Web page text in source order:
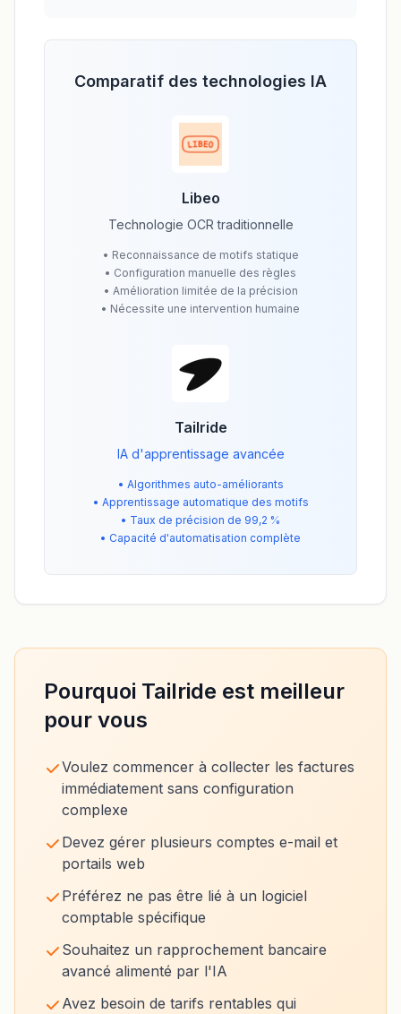
Comparatif des technologies IA
Libeo
Technologie OCR traditionnelle
• Reconnaissance de motifs statique
• Configuration manuelle des règles
• Amélioration limitée de la précision
• Nécessite une intervention humaine
Tailride
IA d'apprentissage avancée
• Algorithmes auto-améliorants
• Apprentissage automatique des motifs
• Taux de précision de 99,2 %
• Capacité d'automatisation complète
Pourquoi Tailride est meilleur
pour vous
Voulez commencer à collecter les factures
immédiatement sans configuration
complexe
Devez gérer plusieurs comptes e-mail et
portails web
Préférez ne pas être lié à un logiciel
comptable spécifique
Souhaitez un rapprochement bancaire
avancé alimenté par l'IA
Avez besoin de tarifs rentables qui